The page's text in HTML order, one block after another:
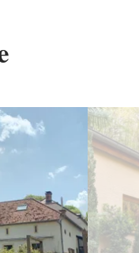
Details & Boek